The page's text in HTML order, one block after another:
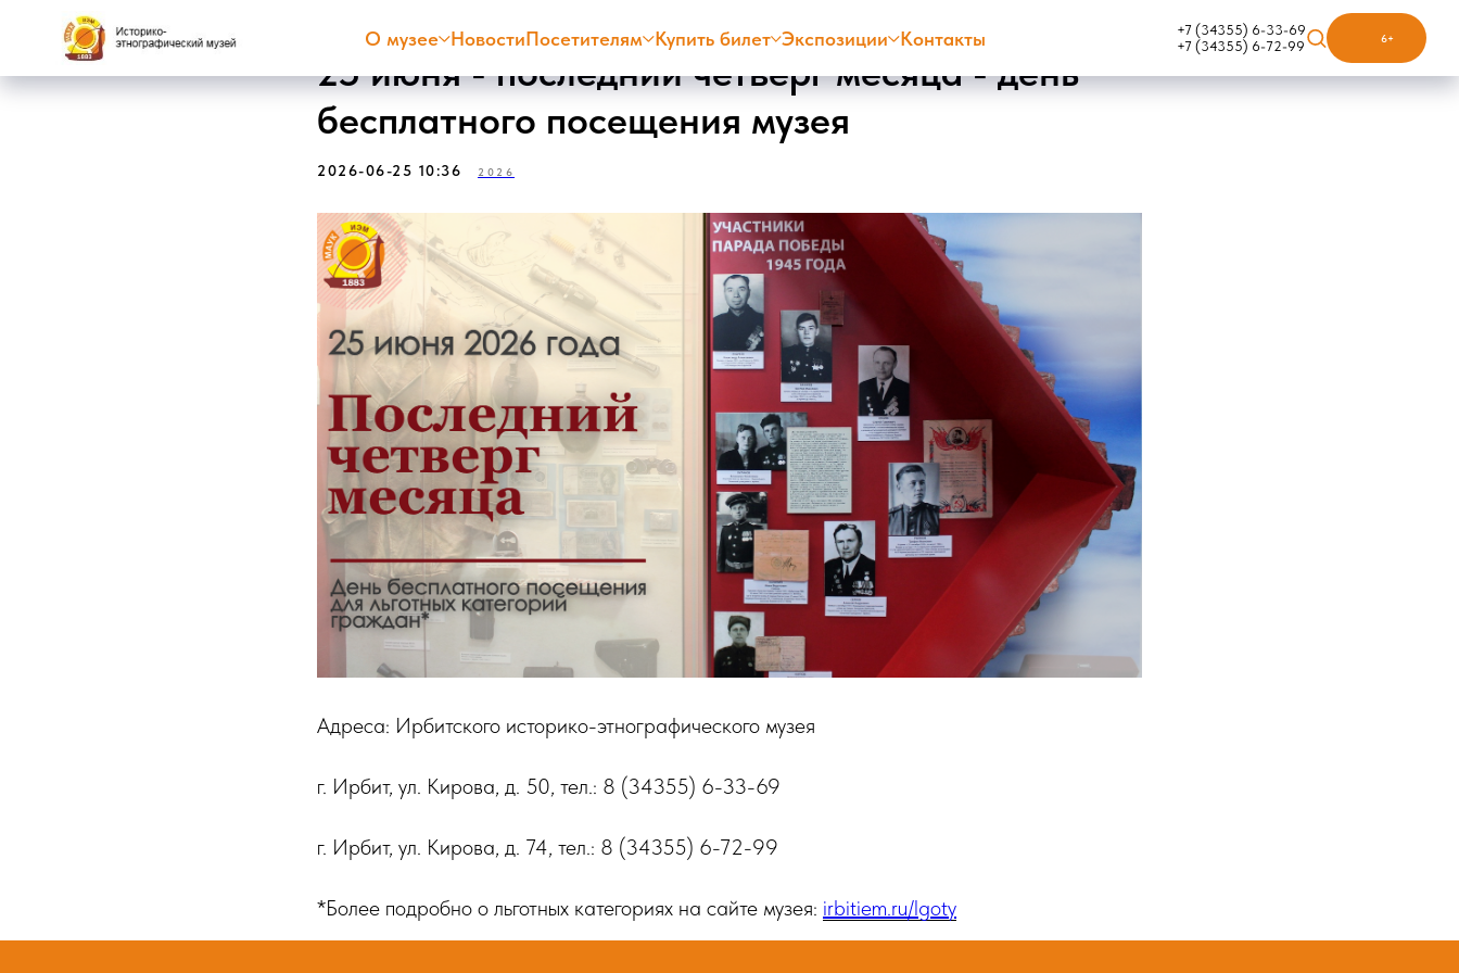
О музее НовостиПосетителям Купить билет Экспозиции Контакты
+7 (34355) 6-33-69
+7 (34355) 6-72-99
6+
25 июня - последний четверг месяца - день
бесплатного посещения музея
2026-06-25 10:36 2026
Адреса: Ирбитского историко-этнографического музея
г. Ирбит, ул. Кирова, д. 50, тел.: 8 (34355) 6-33-69
г. Ирбит, ул. Кирова, д. 74, тел.: 8 (34355) 6-72-99
*Более подробно о льготных категориях на сайте музея: irbitiem.ru/lgoty